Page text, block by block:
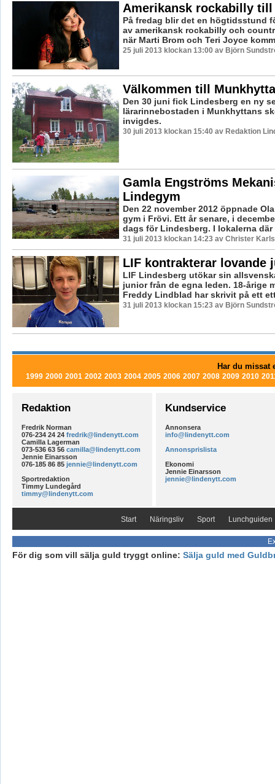
Amerikansk rockabilly till
På fredag blir det en högtidsstund
av amerikansk rockabilly och
när Marti Brom och Teri Joyce
25 juli 2013 klockan 13:00 av Björn
Välkommen till
Den 30 juni fick Lindesberg en ny
lärarinnebostaden i Munkhyttans
invigdes.
30 juli 2013 klockan 15:40 av Redaktion
Gamla Engströms
Lindegym
Den 22 november 2012 öppnade
gym i Frövi. Ett år senare, i
dags för Lindesberg. I lokalerna där
31 juli 2013 klockan 14:23 av Christer
LIF kontrakterar lovande
LIF Lindesberg utökar sin
junior från de egna leden. 18-årige
Freddy Lindblad har skrivit på ett
31 juli 2013 klockan 15:23 av Björn
Har du missat
1999 2000 2001 2002 2003 2004 2005 2006 2007 2008 2009 2010
Redaktion
Fredrik Norman
076-234 24 24 fredrik@lindenytt.com
Camilla Lagerman
073-536 63 56 camilla@lindenytt.com
Jennie Einarsson
076-185 86 85 jennie@lindenytt.com
Sportredaktion
Timmy Lundegård
timmy@lindenytt.com
Kundservice
Annonsera
info@lindenytt.com
Annonsprislista
Ekonomi
Jennie Einarsson
jennie@lindenytt.com
Start Näringsliv Sport Lunchguiden
För dig som vill sälja guld tryggt online: Sälja guld med